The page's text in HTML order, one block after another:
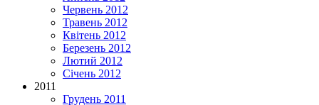
Червень 2012
Травень 2012
Квітень 2012
Березень 2012
Лютий 2012
Січень 2012
2011
Грудень 2011